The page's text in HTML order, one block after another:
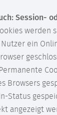
Session-
werden
ein
Permanente
Browsers
Status
angezeigt